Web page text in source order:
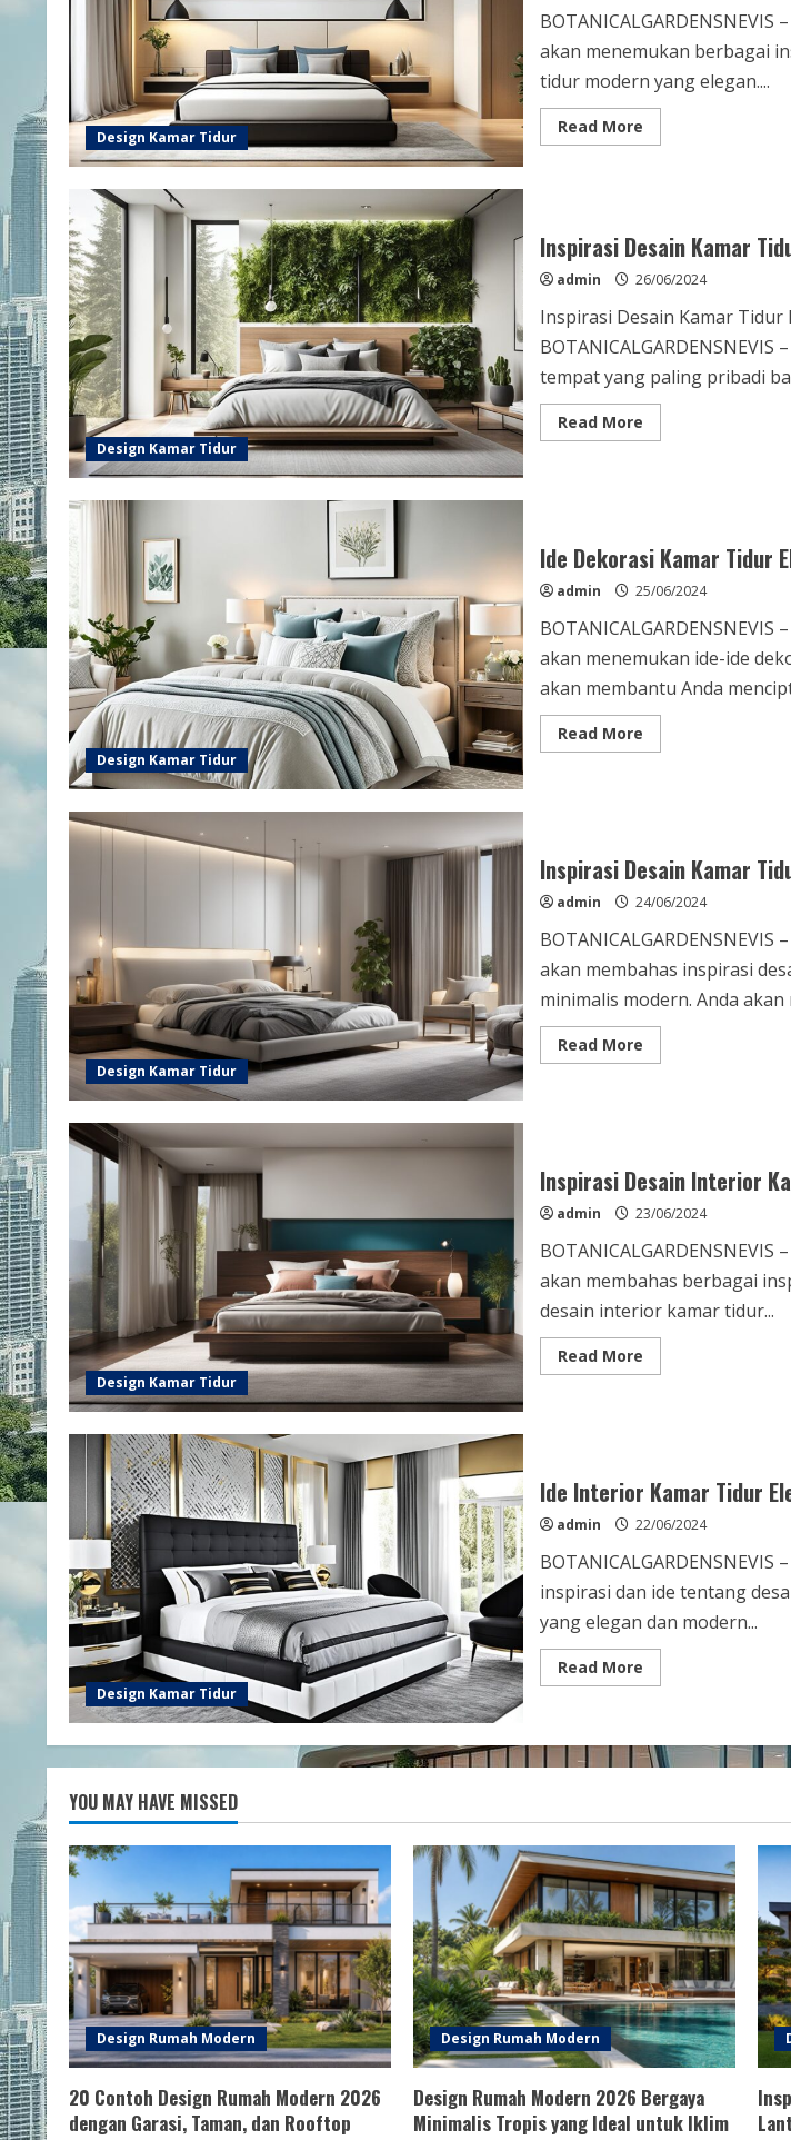
Design Kamar Tidur
BOTANICALGARDENSNEVIS
akan menemukan berbagai
tidur modern yang elegan....
Read MoreRead
more
Tidur
Modern
Elegan
Design Kamar Tidur
Inspirasi Desain Kamar
admin 26/06/2024
Inspirasi Desain Kamar
tempat yang paling pribadi
Read MoreRead
more
Terkini
Design Kamar Tidur
Ide Dekorasi Kamar Tidur
admin 25/06/2024
BOTANICALGARDENSNEVIS
akan menemukan ide-ide
akan membantu Anda
Read MoreRead
more
Nyaman
Design Kamar Tidur
Inspirasi Desain Kamar
admin 24/06/2024
akan membahas inspirasi
minimalis modern. Anda akan
Read MoreRead
more
Modern
Design Kamar Tidur
Inspirasi Desain Interior
admin 23/06/2024
BOTANICALGARDENSNEVIS
akan membahas berbagai
desain interior kamar tidur...
Read MoreRead
more
Modern
Design Kamar Tidur
Ide Interior Kamar Tidur
admin 22/06/2024
inspirasi dan ide tentang
yang elegan dan modern...
Read MoreRead
more
Kamar
Tidur
Elegan
2023
YOU MAY HAVE MISSED
Design Rumah Modern
20 Contoh Design Rumah Modern 2026
dengan Garasi, Taman, dan Rooftop
Design Rumah Modern
Design Rumah Modern 2026 Bergaya
Minimalis Tropis yang Ideal untuk Iklim